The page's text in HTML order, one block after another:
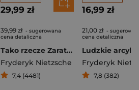
29,99 zł
39,99 zł - sugerowana
cena detaliczna
Tako rzecze Zaratustra
Fryderyk Nietzsche
7,4 (4481)
16,99 zł
21,00 zł -
cena detaliczna
Fryderyk
7,8 (382)